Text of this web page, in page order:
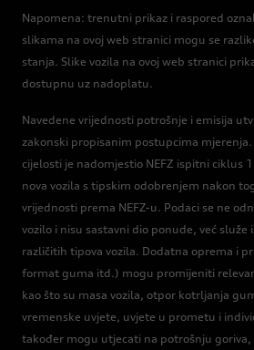
Napomena: trenutni prikaz i raspored
slikama na ovoj web stranici mogu se
stanja. Slike vozila na ovoj web stranici
dostupnu uz nadoplatu.
Navedene vrijednosti potrošnje i emisija
zakonski propisanim postupcima
cijelosti je nadomjestio NEFZ ispitni ciklus
nova vozila s tipskim odobrenjem nakon
vrijednosti prema NEFZ-u. Podaci se ne
vozilo i nisu sastavni dio ponude, već služe
različitih tipova vozila. Dodatna oprema i
format guma itd.) mogu promijeniti
kao što su masa vozila, otpor kotrljanja
vremenske uvjete, uvjete u prometu i
također mogu utjecati na potrošnju